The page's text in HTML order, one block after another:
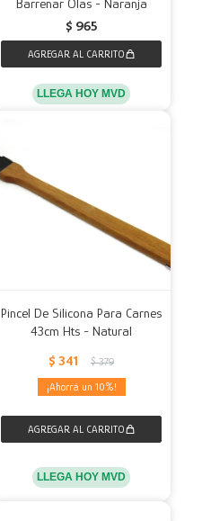
Barrenar Olas - Naranja
$ 965
LLEGA HOY MVD
Pincel De Silicona Para Carnes
43cm Hts - Natural
$ 341 $ 379
10
LLEGA HOY MVD